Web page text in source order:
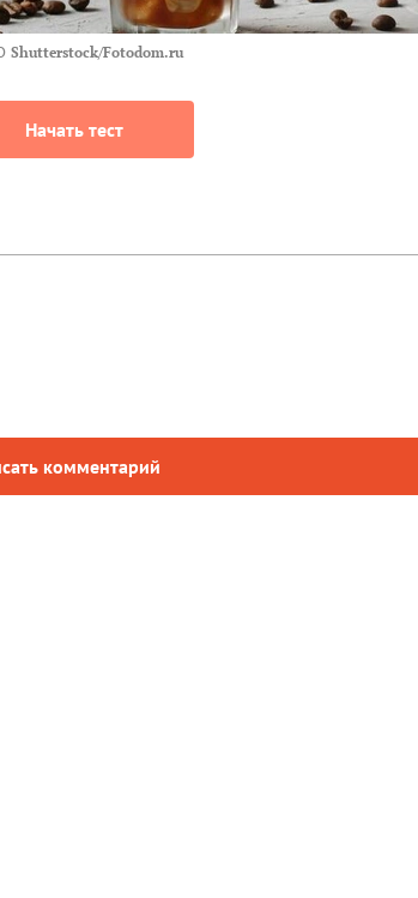
Shutterstock/Fotodom.ru
Начать тест
комментарий